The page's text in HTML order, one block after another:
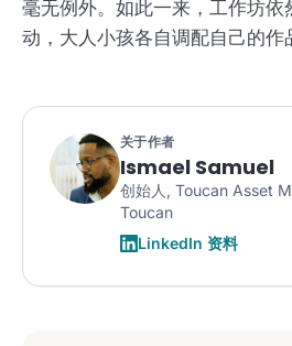
毫无例外。如此一来，工作坊
动，大人小孩各自调配自己的作
关于作者
Ismael Samuel
创始人, Toucan Asset
Toucan
LinkedIn 资料